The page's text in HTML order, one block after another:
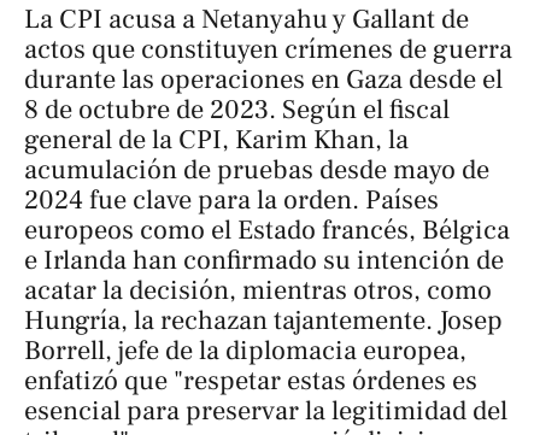
La CPI acusa a Netanyahu y Gallant de
actos que constituyen crímenes de guerra
durante las operaciones en Gaza desde el
8 de octubre de 2023. Según el fiscal
general de la CPI, Karim Khan, la
acumulación de pruebas desde mayo de
2024 fue clave para la orden. Países
europeos como el Estado francés, Bélgica
e Irlanda han confirmado su intención de
acatar la decisión, mientras otros, como
Hungría, la rechazan tajantemente. Josep
Borrell, jefe de la diplomacia europea,
enfatizó que "respetar estas órdenes es
esencial para preservar la legitimidad del